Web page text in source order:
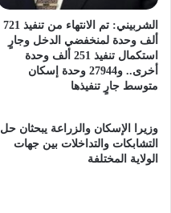
الشربيني: تم الانتهاء من تنفيذ 721
ألف وحدة لمنخفضي الدخل وجارٍ
استكمال تنفيذ 251 ألف وحدة
أخرى.. و27944 وحدة إسكان
متوسط جارٍ تنفيذها
وزيرا الإسكان والزراعة يبحثان حل
التشابكات والتداخلات بين جهات
الولاية المختلفة